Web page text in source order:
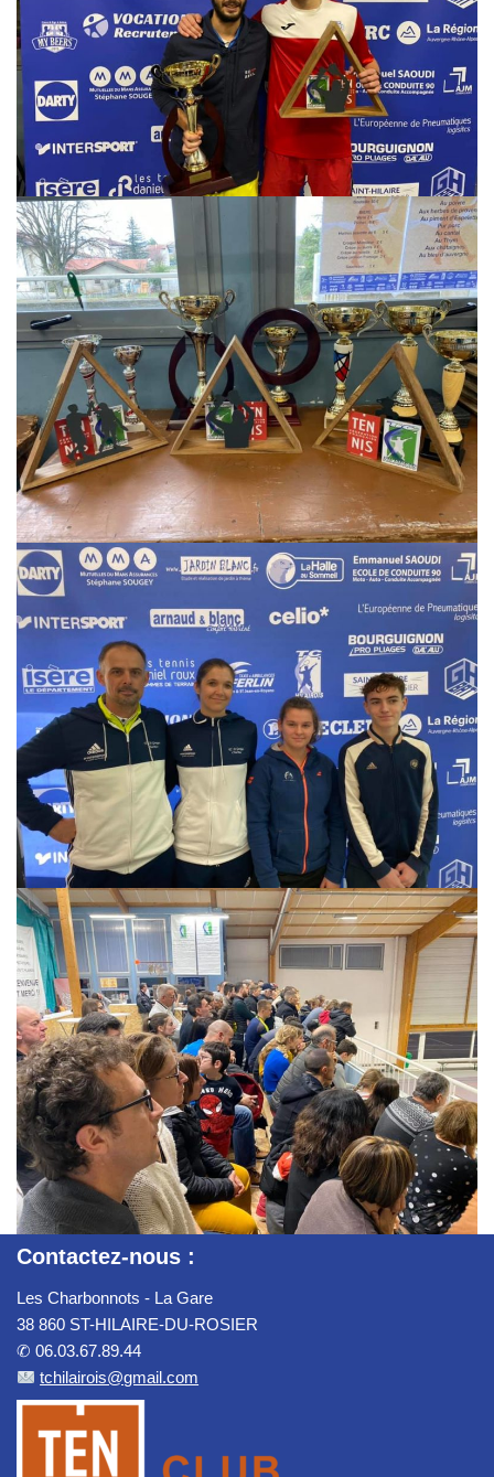
Contactez-nous :
Les Charbonnots - La Gare
38 860 ST-HILAIRE-DU-ROSIER
✆ 06.03.67.89.44
tchilairois@gmail.com